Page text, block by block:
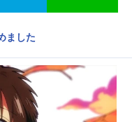
トレンド
優記事一覧
ました